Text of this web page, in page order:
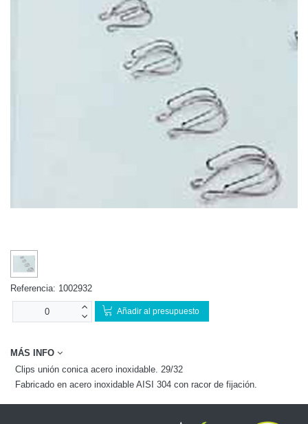
Referencia: 1002932
Añadir al presupuesto
MÁS INFO
Clips unión conica acero inoxidable. 29/32
Fabricado en acero inoxidable AISI 304 con racor de fijación.